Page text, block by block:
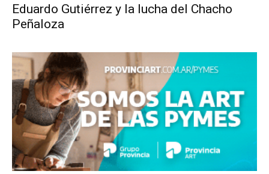
Eduardo Gutiérrez y la lucha del Chacho
Peñaloza